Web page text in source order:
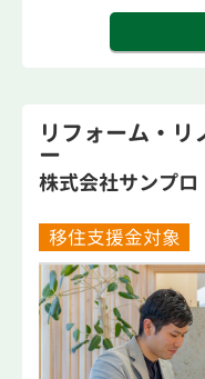
リフォーム・
ー
株式会社サンプロ
移住支援金対象